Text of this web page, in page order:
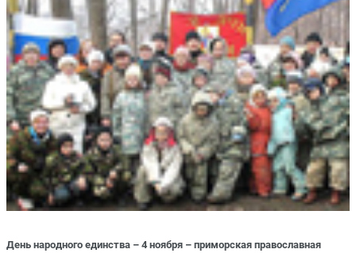
День народного единства – 4 ноября – приморская православная